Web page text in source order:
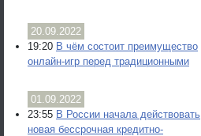
20.09.2022
19:20 В чём состоит преимущество
онлайн-игр перед традиционными
01.09.2022
23:55 В России начала действовать
новая бессрочная кредитно-